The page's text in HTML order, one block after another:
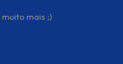
mais ;)